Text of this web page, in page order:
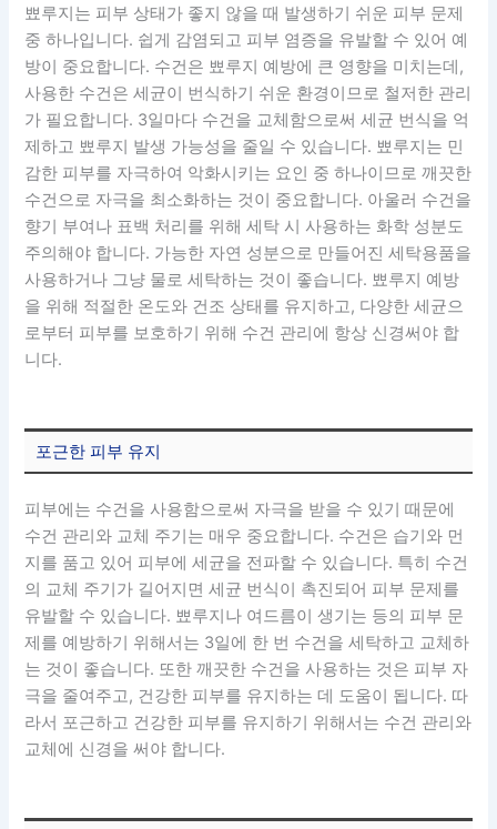
뾰루지는 피부 상태가 좋지 않을 때 발생하기 쉬운 피부 문제
중 하나입니다. 쉽게 감염되고 피부 염증을 유발할 수 있어 예
방이 중요합니다. 수건은 뾰루지 예방에 큰 영향을 미치는데,
사용한 수건은 세균이 번식하기 쉬운 환경이므로 철저한 관리
가 필요합니다. 3일마다 수건을 교체함으로써 세균 번식을 억
제하고 뾰루지 발생 가능성을 줄일 수 있습니다. 뾰루지는 민
감한 피부를 자극하여 악화시키는 요인 중 하나이므로 깨끗한
수건으로 자극을 최소화하는 것이 중요합니다. 아울러 수건을
향기 부여나 표백 처리를 위해 세탁 시 사용하는 화학 성분도
주의해야 합니다. 가능한 자연 성분으로 만들어진 세탁용품을
사용하거나 그냥 물로 세탁하는 것이 좋습니다. 뾰루지 예방
을 위해 적절한 온도와 건조 상태를 유지하고, 다양한 세균으
로부터 피부를 보호하기 위해 수건 관리에 항상 신경써야 합
니다.
포근한 피부 유지
피부에는 수건을 사용함으로써 자극을 받을 수 있기 때문에
수건 관리와 교체 주기는 매우 중요합니다. 수건은 습기와 먼
지를 품고 있어 피부에 세균을 전파할 수 있습니다. 특히 수건
의 교체 주기가 길어지면 세균 번식이 촉진되어 피부 문제를
유발할 수 있습니다. 뾰루지나 여드름이 생기는 등의 피부 문
제를 예방하기 위해서는 3일에 한 번 수건을 세탁하고 교체하
는 것이 좋습니다. 또한 깨끗한 수건을 사용하는 것은 피부 자
극을 줄여주고, 건강한 피부를 유지하는 데 도움이 됩니다. 따
라서 포근하고 건강한 피부를 유지하기 위해서는 수건 관리와
교체에 신경을 써야 합니다.